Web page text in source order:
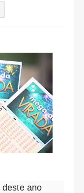
deste ano